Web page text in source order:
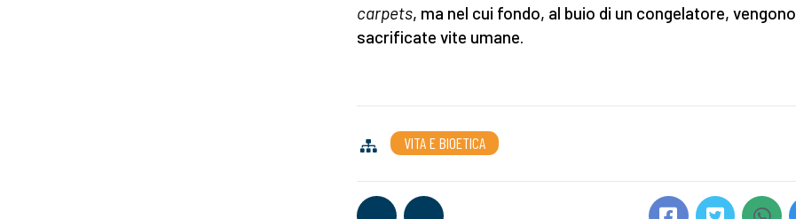
carpets, ma nel cui fondo, al buio di un congelatore, vengono
sacrificate vite umane.
VITA E BIOETICA